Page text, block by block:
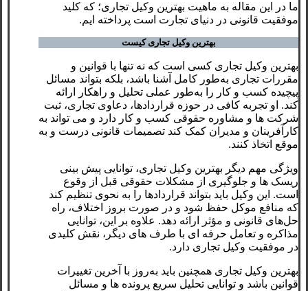
ما در این مقاله به ماهیت بهترین وکیل تجاری؛ که کلید
موفقیت ‌قانونی در دنیای تجارت است پرداخته ایم.
بهترین وکیل تجاری کیست
بهترین وکیل تجاری کسی است که نه تنها با قوانین و
مقررات تجاری به‌طور کامل آشنا باشد، بلکه بتواند مسائل
پیچیده کسب و کار را به‌طور عملی تحلیل و راهکار ارائه
کند. او تجربه کافی در حوزه قراردادها، دعاوی تجاری، ثبت
شرکت ها و مشاوره حقوقی کسب و کار دارد و می تواند به
کارآفرینان و مدیران کمک کند تصمیمات قانونی درست و به
موقع اتخاذ کنند.
ویژگی مهم دیگر بهترین وکیل تجاری، توانایی پیش بینی
ریسک ها و جلوگیری از مشکلات حقوقی قبل از وقوع
است. این وکیل باید بتواند قراردادها را به نحوی تنظیم کند
که منافع موکل حفظ شود و در صورت بروز اختلاف، راه
حل‌های قانونی و مؤثر ارائه دهد. علاوه بر این، توانایی
مذاکره و تعامل حرفه ای با طرف های دیگر، نقش کلیدی
در موفقیت وکیل تجاری دارد.
بهترین وکیل تجاری همچنین باید به‌روز با آخرین تغییرات
قوانین باشد و توانایی تحلیل سریع پرونده ها و مسائل